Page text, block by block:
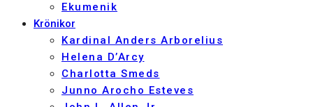
Ekumenik
Krönikor
Kardinal Anders Arborelius
Helena D’Arcy
Charlotta Smeds
Junno Arocho Esteves